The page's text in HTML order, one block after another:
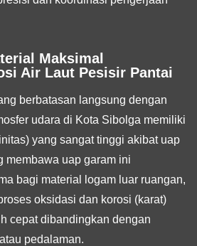
Maksimal
Air Laut Pesisir Pantai
berbatasan langsung dengan
udara di Kota Sibolga memiliki
yang sangat tinggi akibat uap
membawa uap garam ini
bagi material logam luar ruangan,
oksidasi dan korosi (karat)
cepat dibandingkan dengan
pedalaman.